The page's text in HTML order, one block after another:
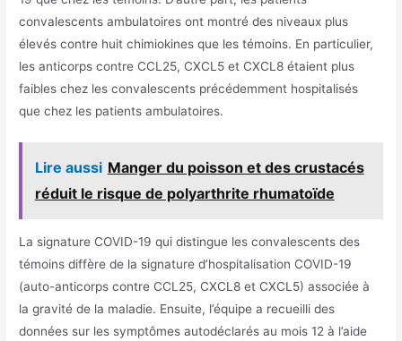
convalescents ambulatoires ont montré des niveaux plus
élevés contre huit chimiokines que les témoins. En particulier,
les anticorps contre CCL25, CXCL5 et CXCL8 étaient plus
faibles chez les convalescents précédemment hospitalisés
que chez les patients ambulatoires.
Lire aussi Manger du poisson et des crustacés
réduit le risque de polyarthrite rhumatoïde
La signature COVID-19 qui distingue les convalescents des
témoins diffère de la signature d’hospitalisation COVID-19
(auto-anticorps contre CCL25, CXCL8 et CXCL5) associée à
la gravité de la maladie. Ensuite, l’équipe a recueilli des
données sur les symptômes autodéclarés au mois 12 à l’aide